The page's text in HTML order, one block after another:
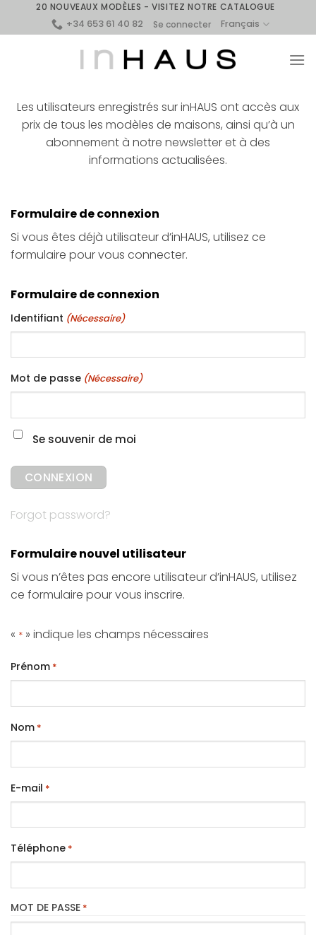
20 NOUVEAUX MODÈLES - VISITEZ NOTRE CATALOGUE
+34 653 61 40 82 Se connecter Français
Les utilisateurs enregistrés sur inHAUS ont accès aux
prix de tous les modèles de maisons, ainsi qu’à un
abonnement à notre newsletter et à des
informations actualisées.
Formulaire de connexion
Si vous êtes déjà utilisateur d’inHAUS, utilisez ce
formulaire pour vous connecter.
Formulaire de connexion
Identifiant (Nécessaire)
Mot de passe (Nécessaire)
Se souvenir de moi
Forgot password?
Formulaire nouvel utilisateur
Si vous n’êtes pas encore utilisateur d’inHAUS, utilisez
ce formulaire pour vous inscrire.
« * » indique les champs nécessaires
Prénom *
Nom *
E-mail *
Téléphone *
MOT DE PASSE *